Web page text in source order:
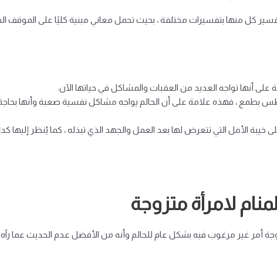
كل منها بتفسيرات مختلفة ، بحيث تحمل معاني مبنية كليًا على الموقف
أنها تواجه العديد من العقبات والمشاكل في حياتها الآن.
بطمع ، فهذه علامة على أن الحالم يواجه مشاكل نفسية صعبة وأنها
الأمل التي تتعرض لها بعد العمل والجهد الذي تبذله ، كما يُنظر إليها
لامرأة متزوجة
أمر غير مرغوب فيه بشكل عام للحالم وأنه من الأفضل عدم الحديث عما